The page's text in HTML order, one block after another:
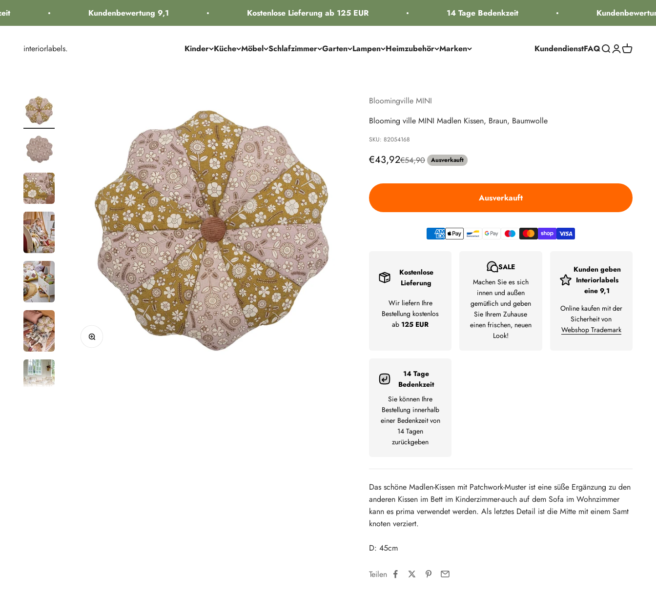
Kundenbewertung 9,1 Kostenlose Lieferung ab 125 EUR 14 Tage Bedenkzeit
Kinder Küche Möbel Schlafzimmer Garten Lampen Heimzubehör Marken
interiorlabels. KundendienstFAQSuche öffnen
Bild vergrößern
Bloomingville MINI
Blooming ville MINI Madlen Kissen, Braun, Baumwolle
SKU: 82054168
Angebot
€43,92Regulärer Preis
€54,90 Ausverkauft
Ausverkauft
Kostenlose
Lieferung
Wir liefern Ihre
Bestellung kostenlos
ab 125 EUR
SALE
Machen Sie es sich
innen und außen
gemütlich und geben
Sie Ihrem Zuhause
einen frischen, neuen
Look!
Kunden geben
Interiorlabels
eine 9,1
Online kaufen mit der
Sicherheit von
Webshop Trademark
14 Tage
Bedenkzeit
Sie können Ihre
Bestellung innerhalb
einer Bedenkzeit von
14 Tagen
zurückgeben
Das schöne Madlen-Kissen mit Patchwork-Muster ist eine süße Ergänzung zu den
anderen Kissen im Bett im Kinderzimmer-auch auf dem Sofa im Wohnzimmer
kann es prima verwendet werden. Als letztes Detail ist die Mitte mit einem Samt
knoten verziert.
D: 45cm
Teilen